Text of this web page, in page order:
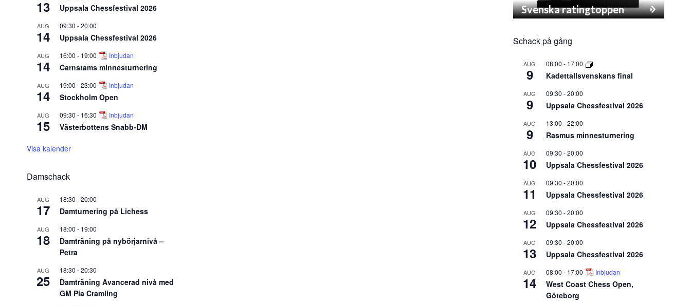
13 Uppsala Chessfestival 2026
AUG
14
09:30 -20:00
Uppsala Chessfestival 2026
AUG
14
16:00 - 19:00 Inbjudan
Carnstams minnesturnering
AUG
14
19:00 -23:00 Inbjudan
Stockholm Open
AUG
15
09:30 - 16:30 Inbjudan
Västerbottens Snabb-DM
Visa kalender
Damschack
AUG
17
18:30 -20:00
Damturnering på Lichess
AUG
18
18:00 - 19:00
Damträning på nybörjarnivå –
Petra
AUG
25
18:30 -20:30
Damträning Avancerad nivå med
GM Pia Cramling
Svenska ratingtoppen
Schack på gång
AUG
9
08:00 - 17:00
Kadettallsvenskans final
AUG
9
09:30 -20:00
Uppsala Chessfestival 2026
AUG
9
13:00 -22:00
Rasmus minnesturnering
AUG
10
09:30 -20:00
Uppsala Chessfestival 2026
AUG
11
09:30 -20:00
Uppsala Chessfestival 2026
AUG
12
09:30 -20:00
Uppsala Chessfestival 2026
AUG
13
09:30 -20:00
Uppsala Chessfestival 2026
AUG
14
08:00 - 17:00 Inbjudan
West Coast Chess Open,
Göteborg